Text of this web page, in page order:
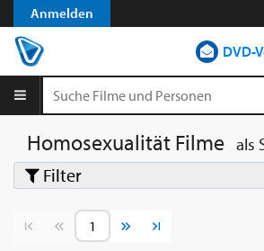
Anmelden
DVD-
Homosexualität Filme als
Vorherige SeiteNächste Seite
Filter